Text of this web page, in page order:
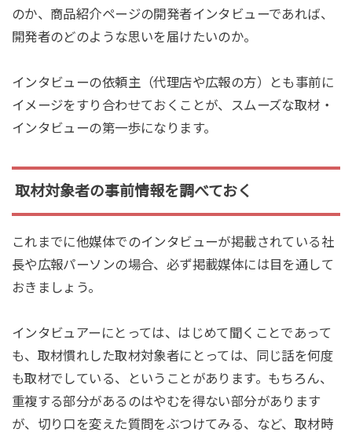
のか、商品紹介ページの開発者インタビューであれば、
開発者のどのような思いを届けたいのか。
インタビューの依頼主（代理店や広報の方）とも事前に
イメージをすり合わせておくことが、スムーズな取材・
インタビューの第一歩になります。
取材対象者の事前情報を調べておく
これまでに他媒体でのインタビューが掲載されている社
長や広報パーソンの場合、必ず掲載媒体には目を通して
おきましょう。
インタビュアーにとっては、はじめて聞くことであって
も、取材慣れした取材対象者にとっては、同じ話を何度
も取材でしている、ということがあります。もちろん、
重複する部分があるのはやむを得ない部分があります
が、切り口を変えた質問をぶつけてみる、など、取材時